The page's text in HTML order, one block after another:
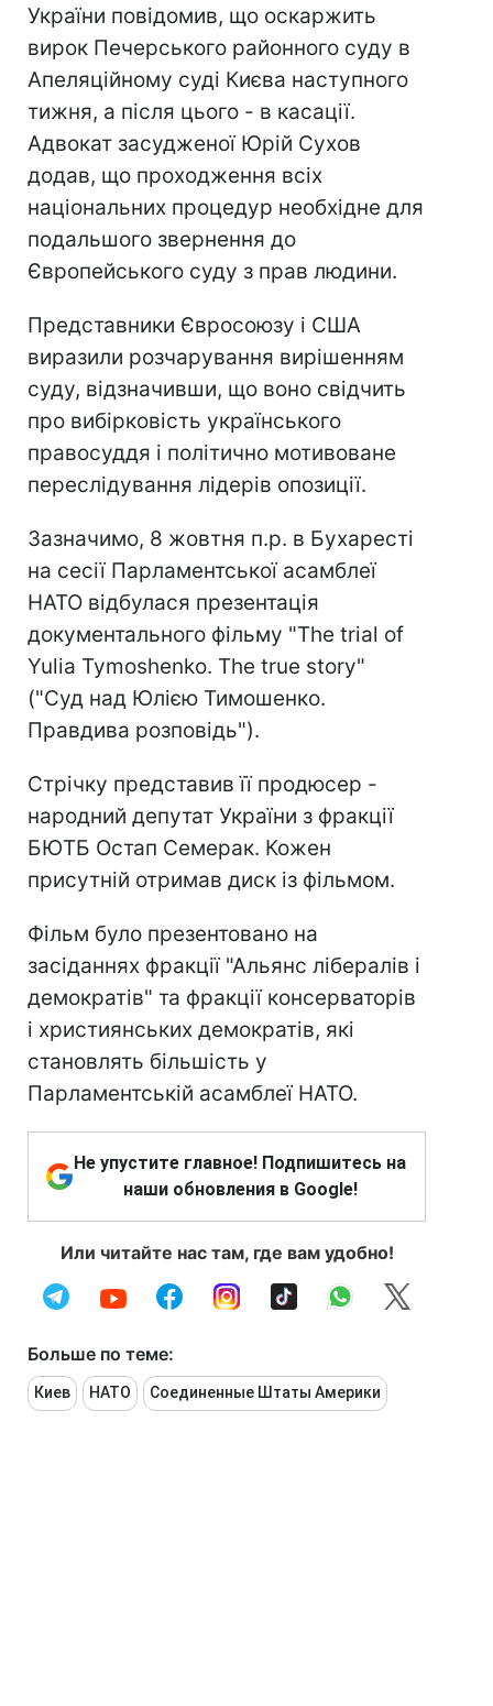
України повідомив, що оскаржить
вирок Печерського районного суду в
Апеляційному суді Києва наступного
тижня, а після цього - в касації.
Адвокат засудженої Юрій Сухов
додав, що проходження всіх
національних процедур необхідне для
подальшого звернення до
Європейського суду з прав людини.
Представники Євросоюзу і США
виразили розчарування вирішенням
суду, відзначивши, що воно свідчить
про вибірковість українського
правосуддя і політично мотивоване
переслідування лідерів опозиції.
Зазначимо, 8 жовтня п.р. в Бухаресті
на сесії Парламентської асамблеї
НАТО відбулася презентація
документального фільму "The trial of
Yulia Tymoshenko. The true story"
("Суд над Юлією Тимошенко.
Правдива розповідь").
Стрічку представив її продюсер -
народний депутат України з фракції
БЮТБ Остап Семерак. Кожен
присутній отримав диск із фільмом.
Фільм було презентовано на
засіданнях фракцiї "Альянс лiбералiв і
демократів" та фракції консерваторiв
і християнських демократів, які
становлять більшість у
Парламентській асамблеї НАТО.
Не упустите главное! Подпишитесь на
наши обновления в Google!
Или читайте нас там, где вам удобно!
Больше по теме:
Киев НАТО Соединенные Штаты Америки